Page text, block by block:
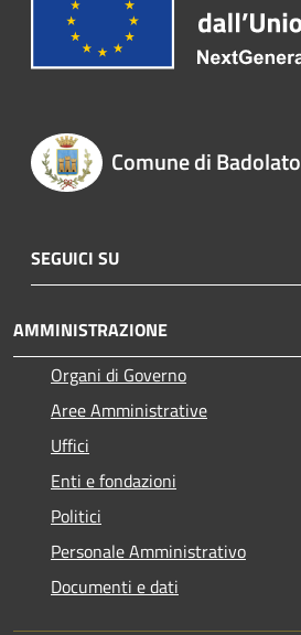
Comune di Badolato
SEGUICI SU
AMMINISTRAZIONE
Organi di Governo
Aree Amministrative
Uffici
Enti e fondazioni
Politici
Personale Amministrativo
Documenti e dati